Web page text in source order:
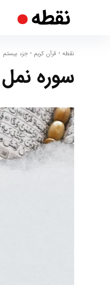
نقطه • قرآن کریم • جزء بیستم
سوره نمل آیات 66 تا 86